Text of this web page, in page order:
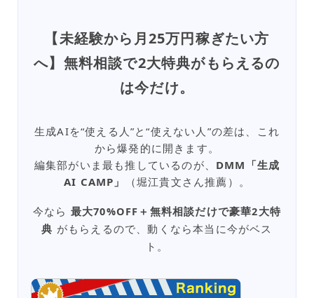
【未経験から月25万円稼ぎたい方
へ】無料相談で2大特典がもらえるの
は今だけ。
生成AIを“使える人”と“使えない人”の差は、これ
から爆発的に開きます。
編集部がいま最も推しているのが、 DMM「生成
AI CAMP」
（堀江貴文さん推薦）。
今なら 最大70%OFF＋無料相談だけで豪華2大特
典 がもらえるので、動くなら本当に今がベス
ト。